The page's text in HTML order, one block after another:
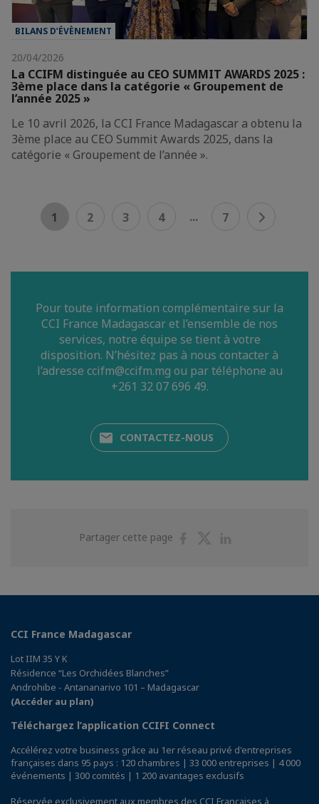
BILANS D’ÉVÈNEMENT
20/04/2026
La CCIFM distinguée au CEO SUMMIT AWARDS 2025 :
3ème place dans la catégorie « Groupement de
l’année 2025 »
Le 10 avril 2026, la CCI France Madagascar a obtenu la
3ème place au CEO Summit Awards 2025, dans la
catégorie « Groupement de l’année ».
1 2 3 4 ... 7
Pour toute information complémentaire sur la
CCI France Madagascar et l’ensemble de nos
services, notre équipe se tient à votre
disposition. N’hésitez pas à nous contacter à
l’adresse ccifm@ccifm.mg ou par téléphone au
+261 32 07 696 49.
CONTACTEZ-NOUS
Partager cette page
PartagerPartager
CCI France Madagascar
Lot IIM 35 Y K
Résidence “Les Orchidées Blanches”
Androhibe - Antananarivo 101 – Madagascar
(Accéder au plan)
Téléchargez l’application CCIFI Connect
Accélérez votre business grâce au 1er réseau privé d'entreprises
françaises dans 95 pays : 120 chambres | 33 000 entreprises | 4 000
événements | 300 comités | 1 200 avantages exclusifs